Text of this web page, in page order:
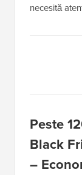
necesită
Peste
Black
–